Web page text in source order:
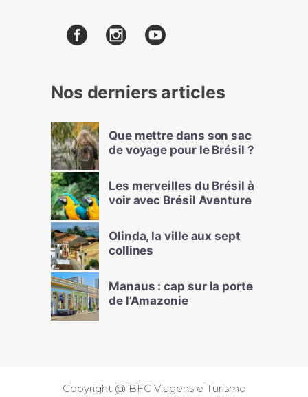
Nos derniers articles
Que mettre dans son sac
de voyage pour le Brésil ?
Les merveilles du Brésil à
voir avec Brésil Aventure
Olinda, la ville aux sept
collines
Manaus : cap sur la porte
de l’Amazonie
Copyright @ BFC Viagens e Turismo